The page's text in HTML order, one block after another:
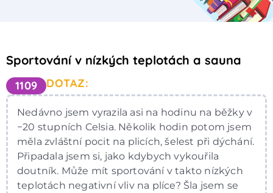
Sportování v nízkých teplotách a sauna
1109 DOTAZ:
Nedávno jsem vyrazila asi na hodinu na běžky v
−20 stupních Celsia. Několik hodin potom jsem
měla zvláštní pocit na plicích, šelest při dýchání.
Připadala jsem si, jako kdybych vykouřila
doutník. Může mít sportování v takto nízkých
teplotách negativní vliv na plíce? Šla jsem se